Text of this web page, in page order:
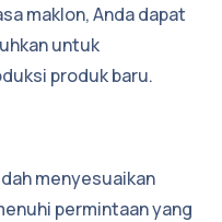
maklon, Anda dapat
untuk
produk baru.
menyesuaikan
permintaan yang